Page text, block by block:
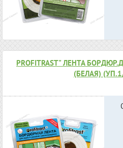
PROFITRAST" ЛЕНТА
(БЕЛАЯ)